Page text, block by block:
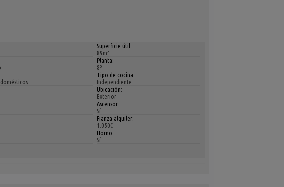
Superficie útil:
89m²
Planta:
8º
Tipo de cocina:
Independiente
Ubicación:
Exterior
Ascensor:
Sí
Fianza alquiler:
1.050€
Horno:
Sí